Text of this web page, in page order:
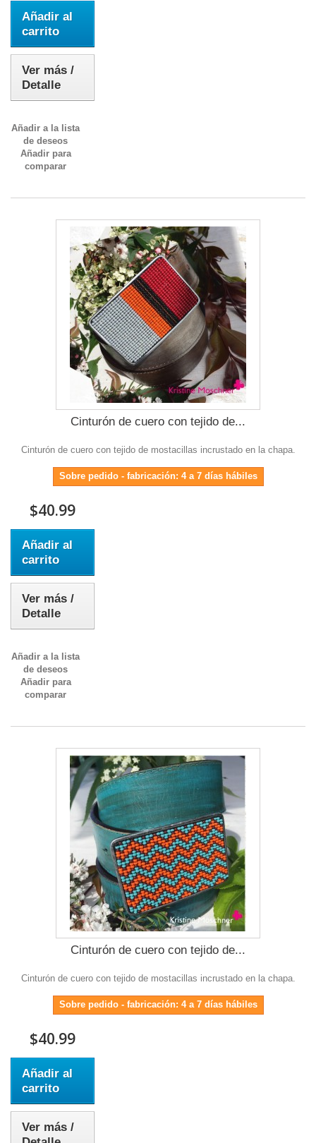
Añadir al
carrito
Ver más /
Detalle
Añadir a la lista
de deseos
Añadir para
comparar
Cinturón de cuero con tejido de...
Cinturón de cuero con tejido de mostacillas incrustado en la chapa.
Sobre pedido - fabricación: 4 a 7 días hábiles
$40.99
Añadir al
carrito
Ver más /
Detalle
Añadir a la lista
de deseos
Añadir para
comparar
Cinturón de cuero con tejido de...
Cinturón de cuero con tejido de mostacillas incrustado en la chapa.
Sobre pedido - fabricación: 4 a 7 días hábiles
$40.99
Añadir al
carrito
Ver más /